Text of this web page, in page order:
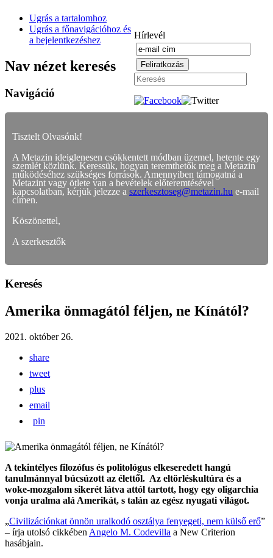
Hírlevél
Ugrás a tartalomhoz
Ugrás a főnavigációhoz és
a bejelentkezéshez
Nav nézet keresés
Navigáció
Tisztelt Olvasónk!
A Metazin ideiglenesen csökkentett módban üzemel, hetente egy
szemlét közlünk. Keressük, hogyan teremthetők meg a Metazin
működéséhez szükséges források. Amennyiben támogatná a
Metazint vagy ötlete van a bevételek előteremtésével
kapcsolatban, kérjük jelezze a szerkesztoseg@metazin.hu e-mail
címen.
Köszönettel,
A szerkesztők
Keresés
Amerika önmagától féljen, ne Kínától?
2021. október 26.
share
tweet
plus
email
pin
A tekintélyes filozófus és politológus elkeseredett hangú
tanulmánnyal búcsúzott az élettől. Az eltörléskultúra és a
woke-mozgalom sikerét látva attól tartott, hogy egy oligarchia
vonja uralma alá Amerikát, s talán az egész nyugati világot.
„Civilizációnkat önnön uralkodó osztálya fenyegeti, nem külső erő”
– írja utolsó cikkében Angelo M. Codevilla a New Criterion
hasábjain.